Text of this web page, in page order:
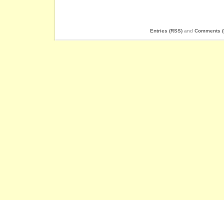
Entries (RSS) and Comments